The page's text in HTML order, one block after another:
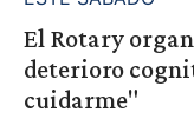
El Rotary
deterioro
cuidarme"